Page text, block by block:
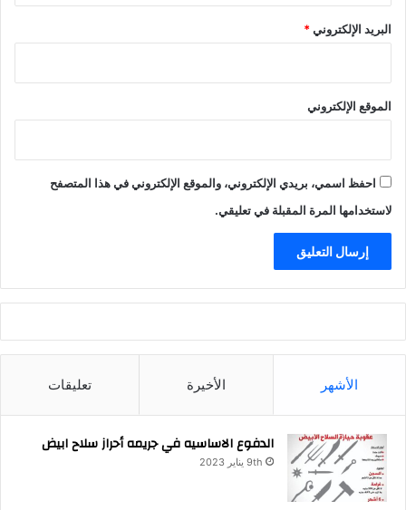
البريد الإلكتروني*
الموقع الإلكتروني
احفظ اسمي، بريدي الإلكتروني، والموقع الإلكتروني في هذا المتصفح
لاستخدامها المرة المقبلة في تعليقي.
الأشهر الأخيرة تعليقات
الدفوع الاساسيه في جريمه أحراز سلاح ابيض
9th يناير 2023